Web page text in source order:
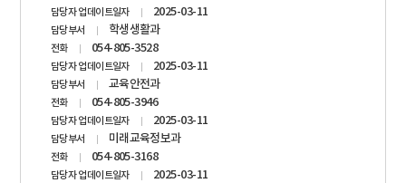
담당자 업데이트일자 2025-03-11
담당부서 학생생활과
전화 054-805-3528
담당자 업데이트일자 2025-03-11
담당부서 교육안전과
전화 054-805-3946
담당자 업데이트일자 2025-03-11
담당부서 미래교육정보과
전화 054-805-3168
담당자 업데이트일자 2025-03-11